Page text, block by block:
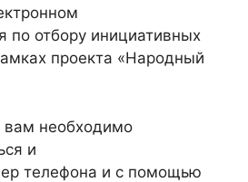
по отбору инициативных
проекта «Народный
вам необходимо
и
телефона и с помощью